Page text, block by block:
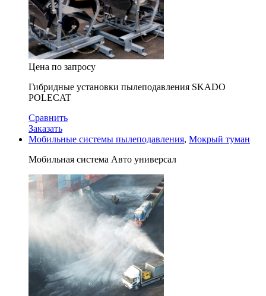
Цена по запросу
Гибридные установки пылеподавления SKADO
POLECAT
Сравнить
Заказать
Мобильные системы пылеподавления, Мокрый туман
Мобильная система Авто универсал